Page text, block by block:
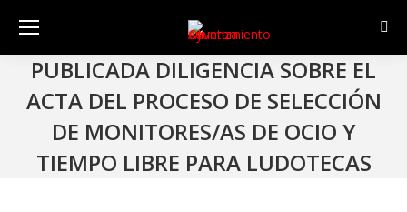
PUBLICADA DILIGENCIA SOBRE EL
ACTA DEL PROCESO DE SELECCIÓN
DE MONITORES/AS DE OCIO Y
TIEMPO LIBRE PARA LUDOTECAS